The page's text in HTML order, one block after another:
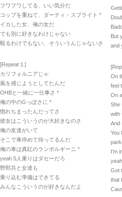
フワフワしてる、いい気分だ
コップを重ねて、ダーティ・スプライト *
イカした女、俺の女だ
でも別に好きなわけじゃない
殴るわけでもない、そういうんじゃないさ
[Repeat 1:]
カリフォルニアじゃ
風を感じようとしてたんだ
OHBと一緒に一仕事さ *
俺の中のGっぽさに *
惚れちまったんだってさ
彼女はこういうのが大好きなのさ
俺の友達がいて
そこで車停めて待ってるんだ
俺の車は真紅のランボルギーニ *
yeah 5人乗りはダセーだろ
野郎共と女達も
乗り込む準備はできてる
みんなこういうのが好きなんだよ
But
and
On
feel
On
She
with
And
You
I’m
Got
that